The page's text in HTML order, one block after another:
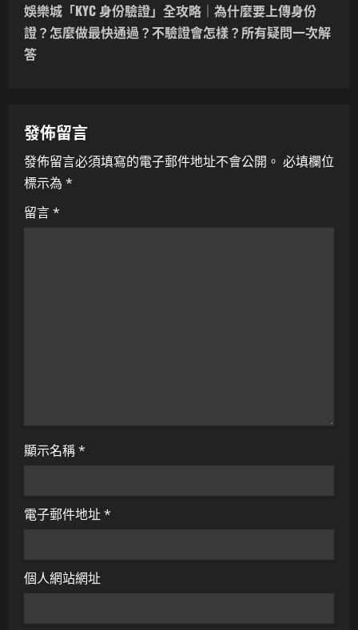
n
a
i
g
a
t
娛樂城「KYC 身份驗證」全攻略｜為什麼要上傳身份
證？怎麼做最快通過？不驗證會怎樣？所有疑問一次解
答
發佈留言
發佈留言必須填寫的電子郵件地址不會公開。 必填欄位
標示為 *
留言*
顯示名稱*
電子郵件地址*
個人網站網址